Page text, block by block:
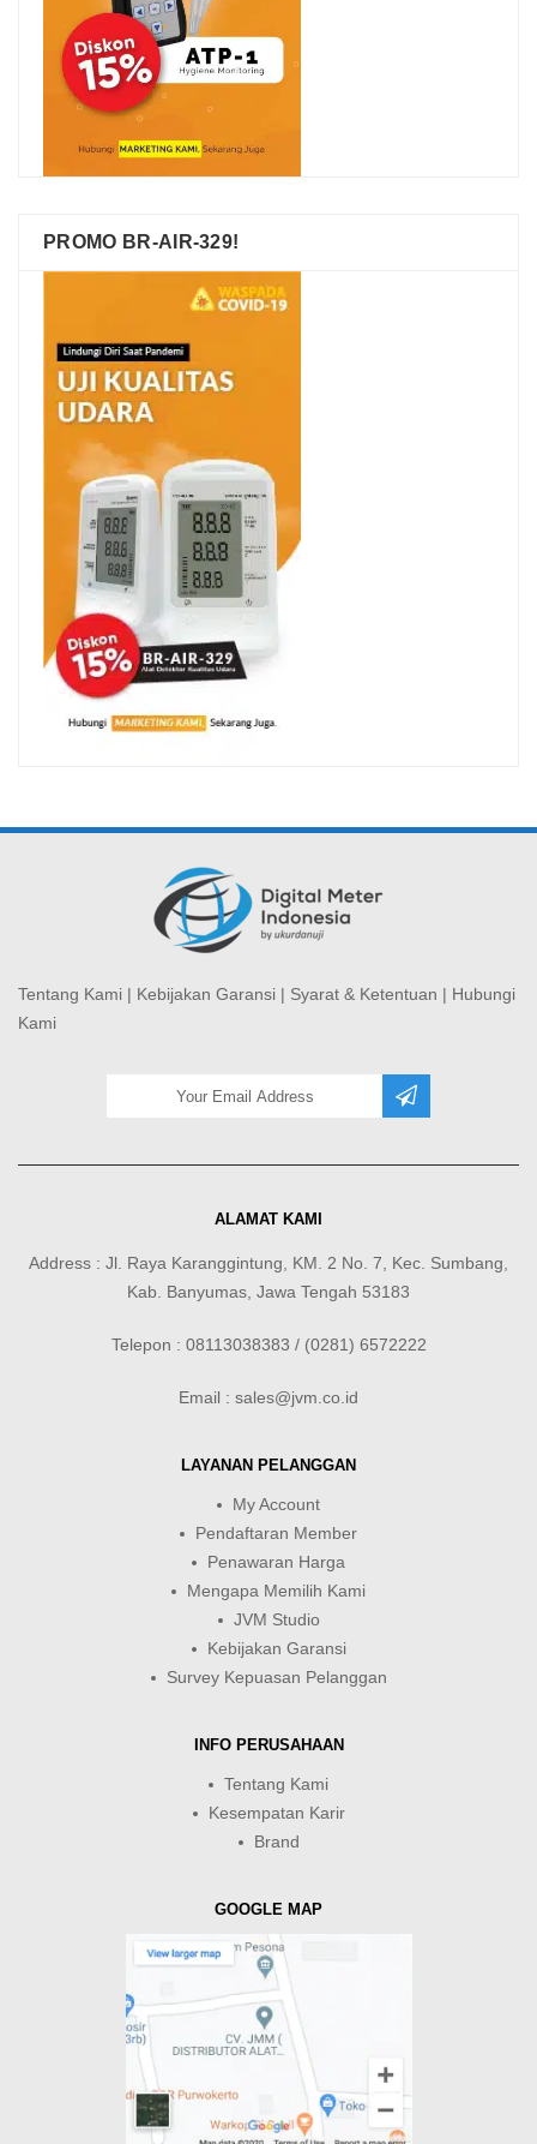
PROMO BR-AIR-329!
Tentang Kami | Kebijakan Garansi | Syarat & Ketentuan | Hubungi
Kami
ALAMAT KAMI
Address : Jl. Raya Karanggintung, KM. 2 No. 7, Kec. Sumbang,
Kab. Banyumas, Jawa Tengah 53183
Telepon : 08113038383 / (0281) 6572222
Email : sales@jvm.co.id
LAYANAN PELANGGAN
My Account
Pendaftaran Member
Penawaran Harga
Mengapa Memilih Kami
JVM Studio
Kebijakan Garansi
Survey Kepuasan Pelanggan
INFO PERUSAHAAN
Tentang Kami
Kesempatan Karir
Brand
GOOGLE MAP